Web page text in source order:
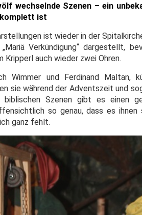
wechselnde Szenen – ein
ist
ist wieder in der
Verkündigung“ dargestellt,
Kripperl auch wieder zwei Ohren.
Wimmer und Ferdinand Maltan,
sie während der Adventszeit und
Szenen gibt es einen
so genau, dass es
ganz fehlt.